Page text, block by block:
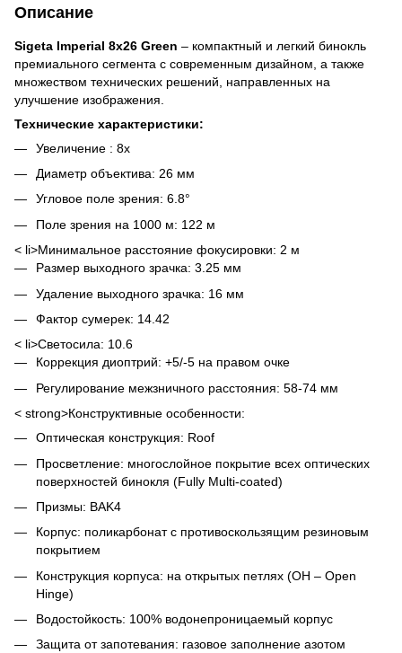
Описание
Sigeta Imperial 8x26 Green – компактный и легкий бинокль
премиального сегмента с современным дизайном, а также
множеством технических решений, направленных на
улучшение изображения.
Технические характеристики:
Увеличение : 8x
Диаметр объектива: 26 мм
Угловое поле зрения: 6.8°
Поле зрения на 1000 м: 122 м
< li>Минимальное расстояние фокусировки: 2 м
Размер выходного зрачка: 3.25 мм
Удаление выходного зрачка: 16 мм
Фактор сумерек: 14.42
< li>Светосила: 10.6
Коррекция диоптрий: +5/-5 на правом очке
Регулирование межзничного расстояния: 58-74 мм
< strong>Конструктивные особенности:
Оптическая конструкция: Roof
Просветление: многослойное покрытие всех оптических
поверхностей бинокля (Fully Multi-coated)
Призмы: BAK4
Корпус: поликарбонат с противоскользящим резиновым
покрытием
Конструкция корпуса: на открытых петлях (OH – Open
Hinge)
Водостойкость: 100% водонепроницаемый корпус
Защита от запотевания: газовое заполнение азотом